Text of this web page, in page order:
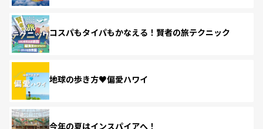
コスパもタイパもかなえる！賢者の旅テクニック
地球の歩き方♥偏愛ハワイ
今年の夏はインスパイアへ！